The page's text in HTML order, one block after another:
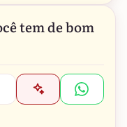
tem de bom